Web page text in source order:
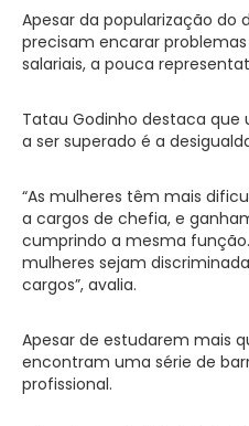
Apesar da popularização do
precisam encarar
salariais, a pouca
Tatau Godinho destaca que
a ser superado é a
“As mulheres têm mais
a cargos de chefia, e
cumprindo a mesma
mulheres sejam
cargos”, avalia.
Apesar de estudarem mais
encontram uma série de
profissional.